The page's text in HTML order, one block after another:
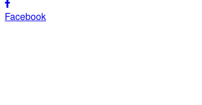
Facebook